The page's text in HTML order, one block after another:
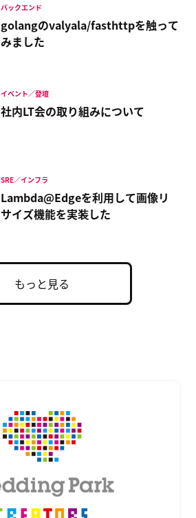
golangのvalyala/fasthttpを触って
みました
バックエンド
社内LT会の取り組みについて
イベント／登壇
Lambda@Edgeを利用して画像リ
サイズ機能を実装した
SRE／インフラ
もっと見る